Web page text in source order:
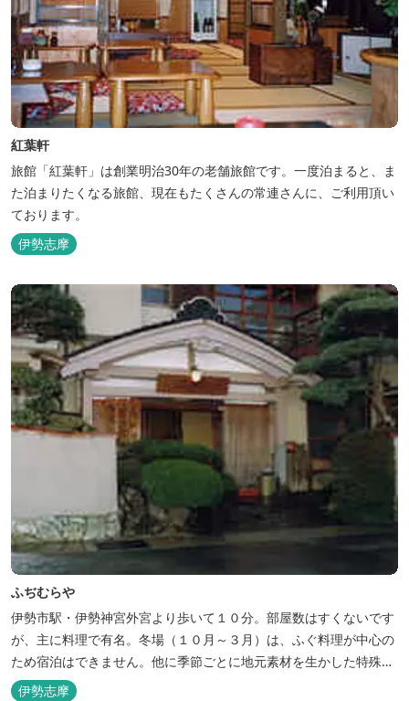
紅葉軒
旅館「紅葉軒」は創業明治30年の老舗旅館です。一度泊まると、ま
た泊まりたくなる旅館、現在もたくさんの常連さんに、ご利用頂い
ております。
伊勢志摩
ふぢむらや
伊勢市駅・伊勢神宮外宮より歩いて１０分。部屋数はすくないです
が、主に料理で有名。冬場（１０月～３月）は、ふぐ料理が中心の
ため宿泊はできません。他に季節ごとに地元素材を生かした特殊料
理もお楽しみ頂けます。
伊勢志摩